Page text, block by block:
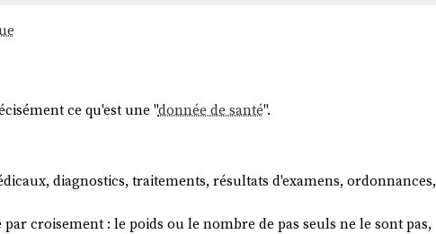
ce qu'est une "donnée de santé".
diagnostics, traitements, résultats d'examens, ordonnances,
croisement : le poids ou le nombre de pas seuls ne le sont pas,